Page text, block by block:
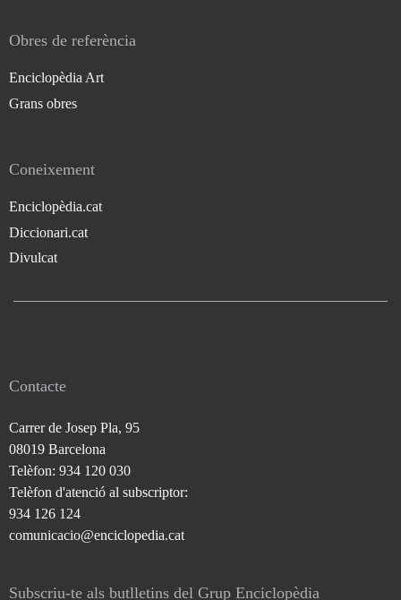
Obres de referència
Enciclopèdia Art
Grans obres
Coneixement
Enciclopèdia.cat
Diccionari.cat
Divulcat
Contacte
Carrer de Josep Pla, 95
08019 Barcelona
Telèfon: 934 120 030
Telèfon d'atenció al subscriptor:
934 126 124
comunicacio@enciclopedia.cat
Subscriu-te als butlletins del Grup Enciclopèdia